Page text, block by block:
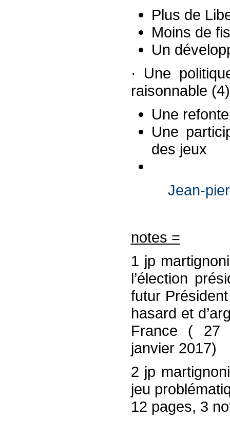
Plus de
Moins de
Un
· Une
raisonnable (4)
Une
Une
des jeux
Jean-
notes =
1 jp
l’élection
futur
hasard et
France ( 27
janvier 2017)
2 jp
jeu
12 pages, 3